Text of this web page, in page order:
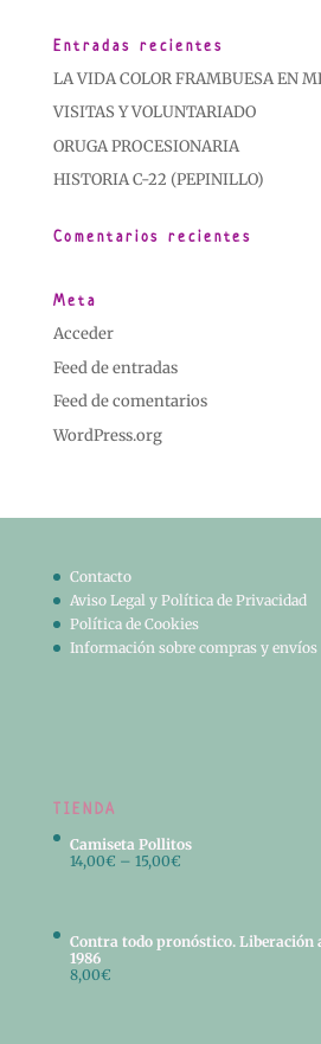
Entradas recientes
LA VIDA COLOR FRAMBUESA EN
VISITAS Y VOLUNTARIADO
ORUGA PROCESIONARIA
HISTORIA C-22 (PEPINILLO)
Comentarios recientes
Meta
Acceder
Feed de entradas
Feed de comentarios
WordPress.org
Contacto
Aviso Legal y Política de Privacidad
Política de Cookies
Información sobre compras y envíos
TIENDA
Camiseta Pollitos
14,00€ – 15,00€
Contra todo pronóstico. Liberación
1986
8,00€